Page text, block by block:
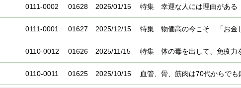
0111-0002 01628 2026/01/15 特集 幸運な人には理由がある
0111-0001 01627 2025/12/15 特集 物価高の今こそ 「お金
0110-0012 01626 2025/11/15 特集 体の毒を出して、免疫力
0110-0011 01625 2025/10/15 血管、骨、筋肉は70代からでも